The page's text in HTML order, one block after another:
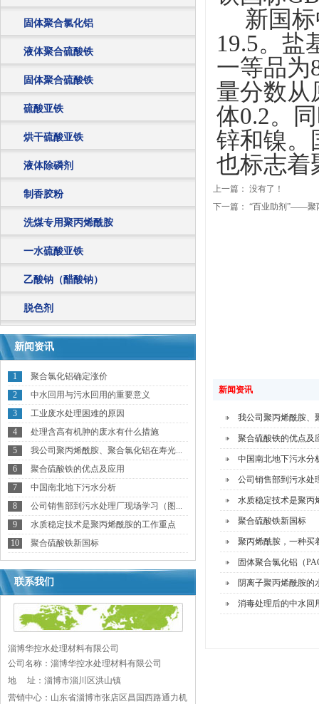
固体聚合氯化铝
液体聚合硫酸铁
固体聚合硫酸铁
硫酸亚铁
烘干硫酸亚铁
液体除磷剂
制香胶粉
洗煤专用聚丙烯酰胺
一水硫酸亚铁
乙酸钠（醋酸钠）
脱色剂
新闻资讯
1
聚合氯化铝确定涨价
2
中水回用与污水回用的重要意义
3
工业废水处理困难的原因
4
处理含高有机胂的废水有什么措施
5
我公司聚丙烯酰胺、聚合氯化铝在寿光...
6
聚合硫酸铁的优点及应用
7
中国南北地下污水分析
8
公司销售部到污水处理厂现场学习（图...
9
水质稳定技术是聚丙烯酰胺的工作重点
10
聚合硫酸铁新国标
联系我们
淄博华控水处理材料有限公司
公司名称：淄博华控水处理材料有限公司
地 址： 淄博市淄川区洪山镇
营销中心：山东省淄博市张店区昌国西路通力机
新国标
19.5。盐
一等品为
量分数从
体0.2。
锌和镍。
也标志着
上一篇： 没有了！
下一篇： “百业助剂”——聚
新闻资讯
我公司聚丙烯酰胺、
聚合硫酸铁的优点及
中国南北地下污水分
公司销售部到污水处
水质稳定技术是聚丙
聚合硫酸铁新国标
聚丙烯酰胺，一种买
固体聚合氯化铝（
阴离子聚丙烯酰胺的
消毒处理后的中水回